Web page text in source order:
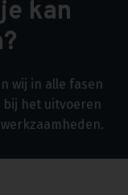
kan
wij in alle fasen
het uitvoeren